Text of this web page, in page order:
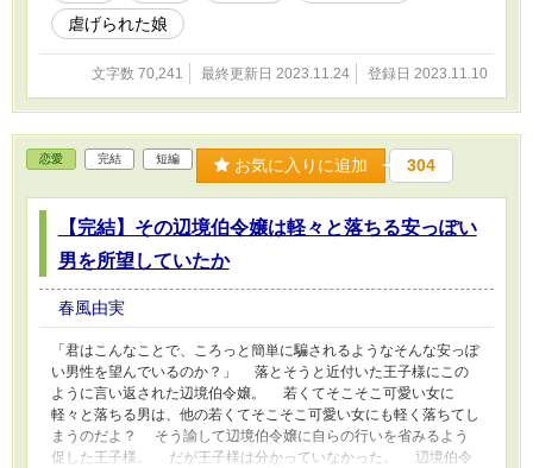
虐げられた娘
文字数 70,241 最終更新日 2023.11.24 登録日 2023.11.10
恋愛 完結 短編 お気に入りに追加 304
【完結】その辺境伯令嬢は軽々と落ちる安っぽい
男を所望していたか
春風由実
「君はこんなことで、ころっと簡単に騙されるようなそんな安っぽ
い男性を望んでいるのか？」 落とそうと近付いた王子様にこの
ように言い返された辺境伯令嬢。 若くてそこそこ可愛い女に
軽々と落ちる男は、他の若くてそこそこ可愛い女にも軽く落ちてし
まうのだよ？ そう諭して辺境伯令嬢に自らの行いを省みるよう
促した王子様。 だが王子様は分かっていなかった。 辺境伯令